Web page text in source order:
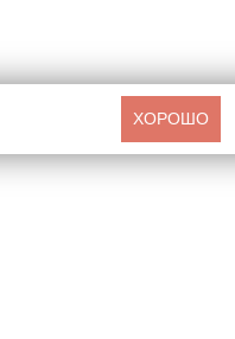
ХОРОШО